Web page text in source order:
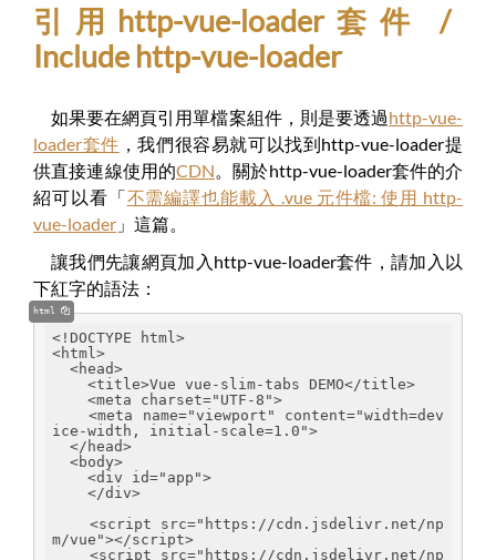
引用http-vue-loader套件 /
Include http-vue-loader
如果要在網頁引用單檔案組件，則是要透過http-vue-
loader套件 ，我們很容易就可以找到http-vue-loader提
供直接連線使用的CDN 。關於http-vue-loader套件的介
紹可以看「不需編譯也能載入 .vue 元件檔: 使用 http-
vue-loader 」這篇。
讓我們先讓網頁加入http-vue-loader套件，請加入以
下紅字的語法：
html
<!DOCTYPE html>
<html>
<head>
<title>Vue vue-slim-tabs DEMO</title>
<meta charset="UTF-8">
<meta name="viewport" content="width=dev
ice-width, initial-scale=1.0">
</head>
<body>
<div id="app">
</div>
<script src="https://cdn.jsdelivr.net/np
m/vue"></script>
<script src="https://cdn.jsdelivr.net/np